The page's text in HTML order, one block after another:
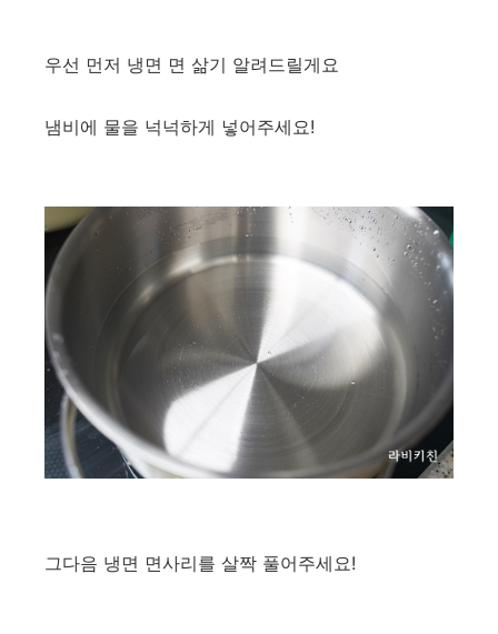
우선 먼저 냉면 면 삶기 알려드릴게요
냄비에 물을 넉넉하게 넣어주세요!
그다음 냉면 면사리를 살짝 풀어주세요!